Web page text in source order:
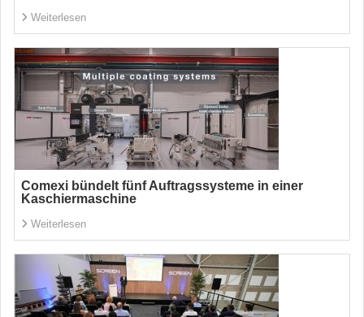
Weiterlesen
Comexi bündelt fünf Auftragssysteme in einer
Kaschiermaschine
Weiterlesen